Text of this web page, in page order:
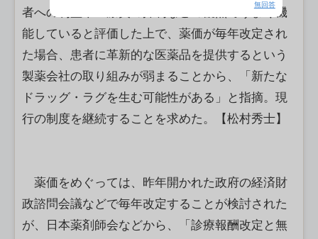
者への利益や医療費の抑制などの観点でうまく機
能していると評価した上で、薬価が毎年改定され
た場合、患者に革新的な医薬品を提供するという
製薬会社の取り組みが弱まることから、「新たな
ドラッグ・ラグを生む可能性がある」と指摘。現
行の制度を継続することを求めた。【松村秀士】
薬価をめぐっては、昨年開かれた政府の経済財
政諮問会議などで毎年改定することが検討された
が、日本薬剤師会などから、「診療報酬改定と無
無回答